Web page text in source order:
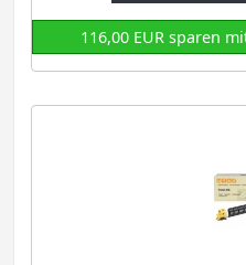
116,00 EUR sparen